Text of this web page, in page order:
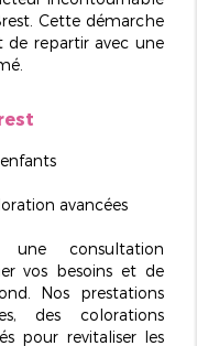
Cette démarche
repartir avec une
avancées
une consultation
vos besoins et de
Nos prestations
des colorations
pour revitaliser les